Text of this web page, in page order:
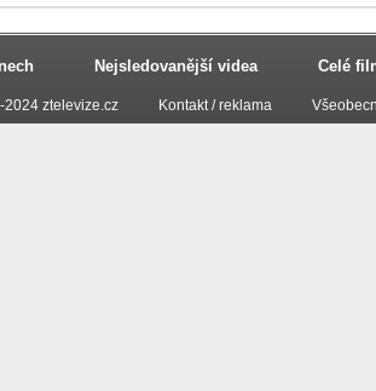
Nejsledovanější videa Celé
ztelevize.cz Kontakt / reklama